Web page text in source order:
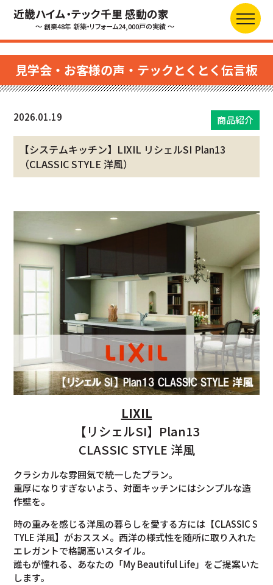
近畿ハイム・テック千里 感動の家
～ 創業48年 新築・リフォーム24,000戸の実績 ～
見学会・お客様の声・テックとくとく伝言板
2026.01.19 商品紹介
【システムキッチン】LIXIL リシェルSI Plan13
（CLASSIC STYLE 洋風）
LIXIL
【リシェルSI】Plan13
CLASSIC STYLE 洋風
クラシカルな雰囲気で統一したプラン。
重厚になりすぎないよう、対面キッチンにはシンプルな造
作壁を。
時の重みを感じる洋風の暮らしを愛する方には【CLASSIC S
TYLE 洋風】がおススメ。西洋の様式性を随所に取り入れた
エレガントで格調高いスタイル。
誰もが憧れる、あなたの「My Beautiful Life」をご提案いた
します。